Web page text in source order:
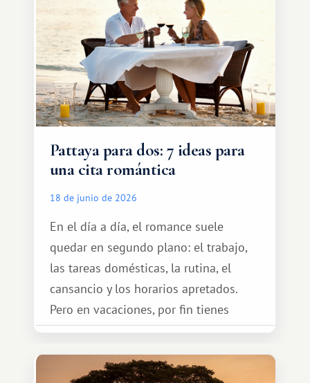
turístico.
Pattaya para dos: 7 ideas para
una cita romántica
18 de junio de 2026
En el día a día, el romance suele
quedar en segundo plano: el trabajo,
las tareas domésticas, la rutina, el
cansancio y los horarios apretados.
Pero en vacaciones, por fin tienes
espacio para dos y ganas de hacer algo
especial por tu pareja. No tiene por
qué ser algo grandioso, pero sí algo